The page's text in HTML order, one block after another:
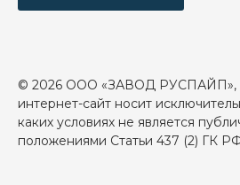
© 2026 ООО «ЗАВОД РУСПАЙП»,
интернет-сайт носит
каких условиях не является
положениями Статьи 437 (2) ГК